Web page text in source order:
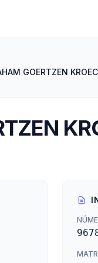
GOERTZEN